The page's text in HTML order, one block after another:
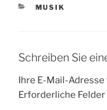
KATEGORIEN
MUSIK
Schreiben Sie
Ihre E-Mail-
Erforderliche